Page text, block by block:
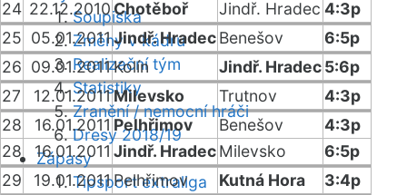
Soupiska
Změny v kádru
Realizační tým
Statistiky
Zranění / nemocní hráči
Dresy 2018/19
Zápasy
Tipsport extraliga
24 22.12.2010Chotěboř Jindř. Hradec 4:3p
25 05.01.2011Jindř. HradecBenešov
6:5p
26 09.01.2011Kolín Jindř. Hradec5:6p
27
12.01.2011Milevsko Trutnov
4:3p
28
16.01.2011 Pelhřimov Benešov
4:3p
28
16.01.2011 Jindř. HradecMilevsko
6:5p
29
19.01.2011Pelhřimov Kutná Hora
3:4p